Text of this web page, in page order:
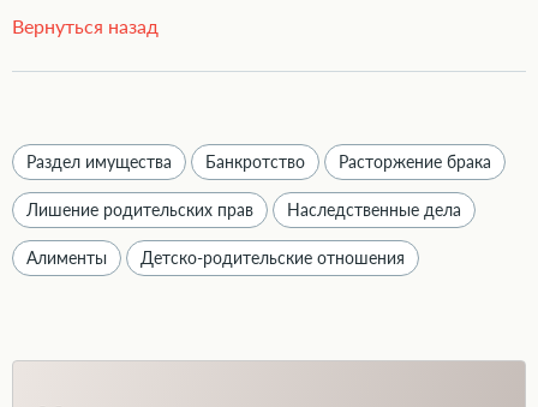
Вернуться назад
Раздел имущества Банкротство Расторжение брака
Лишение родительских прав Наследственные дела
Алименты Детско-родительские отношения